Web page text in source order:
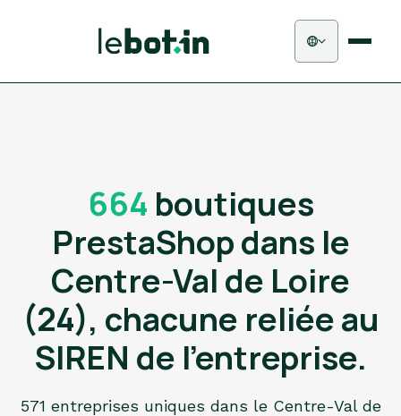
664 boutiques
PrestaShop dans le
Centre-Val de Loire
(24), chacune reliée au
SIREN de l'entreprise.
571 entreprises uniques dans le Centre-Val de